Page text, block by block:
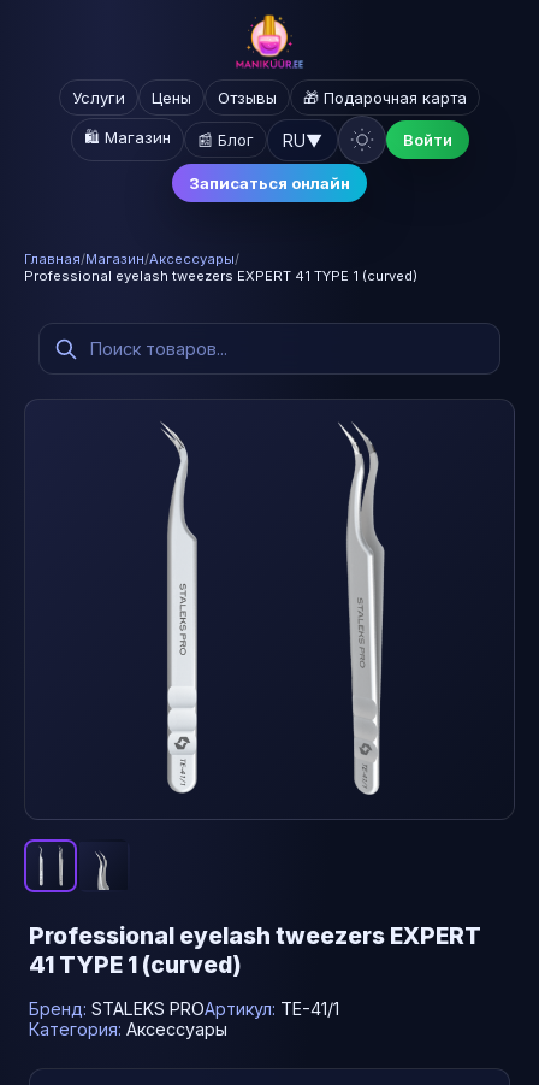
Услуги Цены Отзывы 🎁 Подарочная карта
🛍️ Магазин 📰 Блог RU▼ Войти
Записаться онлайн
Главная/Магазин/Аксессуары/
Professional eyelash tweezers EXPERT 41 TYPE 1 (curved)
Professional eyelash tweezers EXPERT
41 TYPE 1 (curved)
Бренд: STALEKS PROАртикул: TE-41/1
Категория: Аксессуары